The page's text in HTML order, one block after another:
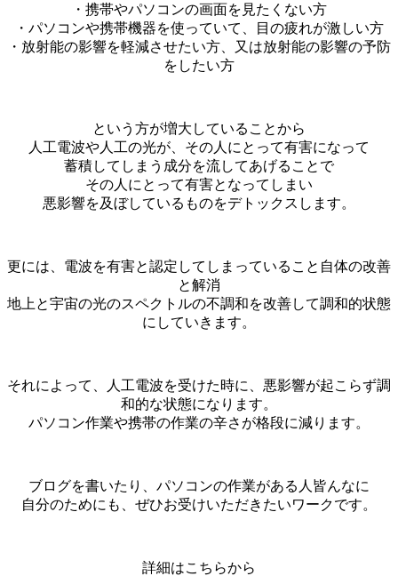
・携帯やパソコンの画面を見たくない方
・パソコンや携帯機器を使っていて、目の疲れが激しい方
・放射能の影響を軽減させたい方、又は放射能の影響の予防
をしたい方
という方が増大していることから
人工電波や人工の光が、その人にとって有害になって
蓄積してしまう成分を流してあげることで
その人にとって有害となってしまい
悪影響を及ぼしているものをデトックスします。
更には、電波を有害と認定してしまっていること自体の改善
と解消
地上と宇宙の光のスペクトルの不調和を改善して調和的状態
にしていきます。
それによって、人工電波を受けた時に、悪影響が起こらず調
和的な状態になります。
パソコン作業や携帯の作業の辛さが格段に減ります。
ブログを書いたり、パソコンの作業がある人皆んなに
自分のためにも、ぜひお受けいただきたいワークです。
詳細はこちらから